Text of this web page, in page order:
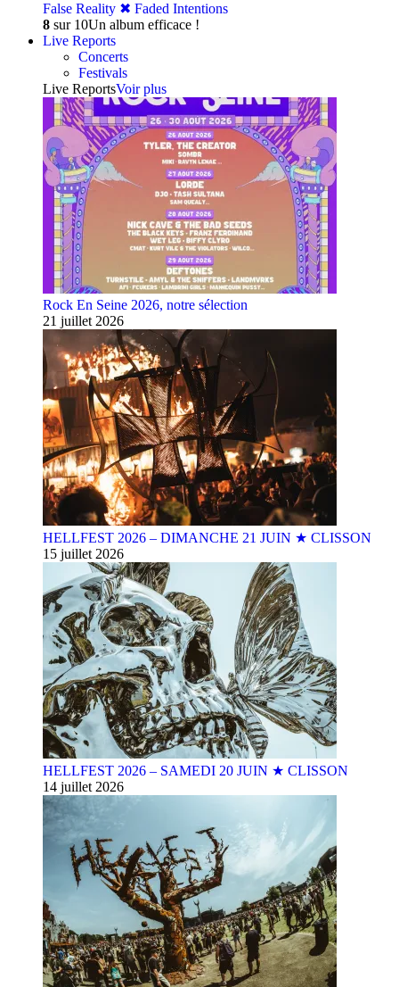
False Reality ✖︎ Faded Intentions
8 sur 10Un album efficace !
Live Reports
Concerts
Festivals
Live ReportsVoir plus
Rock En Seine 2026, notre sélection
21 juillet 2026
HELLFEST 2026 – DIMANCHE 21 JUIN ★ CLISSON
15 juillet 2026
HELLFEST 2026 – SAMEDI 20 JUIN ★ CLISSON
14 juillet 2026